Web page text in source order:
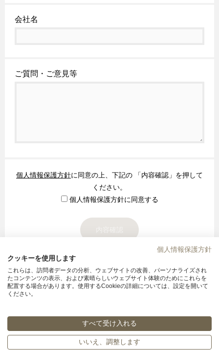
会社名
ご質問・ご意見等
個人情報保護方針に同意の上、下記の 「内容確認」を押して
ください。
個人情報保護方針に同意する
ホテルモントレ京都
〒604-8161京都市中京区烏丸通三条下ル饅頭屋町604
© Hotel Monterey Group All rights reserved.
個人情報保護方針
クッキーを使用します
これらは、訪問者データの分析、ウェブサイトの改善、パーソナライズされ
たコンテンツの表示、および素晴らしいウェブサイト体験のためにこれらを
配置する場合があります。使用するCookieの詳細については、設定を開いて
ください。
すべて受け入れる
いいえ、調整します